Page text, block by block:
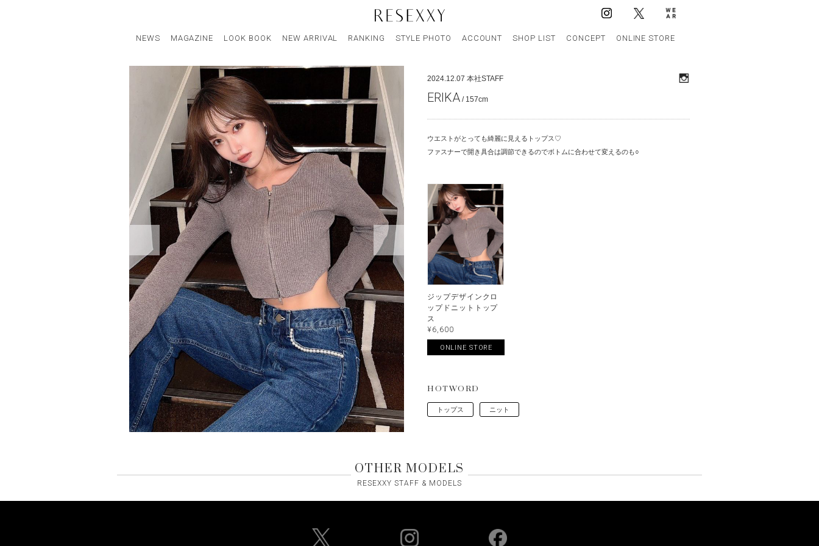
NEWS MAGAZINE LOOK BOOK NEW ARRIVAL RANKING STYLE PHOTO ACCOUNT SHOP LIST CONCEPT ONLINE STORE
2024.12.07 本社STAFF
ERIKA / 157cm
ウエストがとっても綺麗に見えるトップス♡
ファスナーで開き具合は調節できるのでボトムに合わせて変えるのも○
ジップデザインクロ
ップドニットトップ
ス
¥6,600
ONLINE STORE
HOTWORD
トップス ニット
OTHER MODELS
RESEXXY STAFF & MODELS